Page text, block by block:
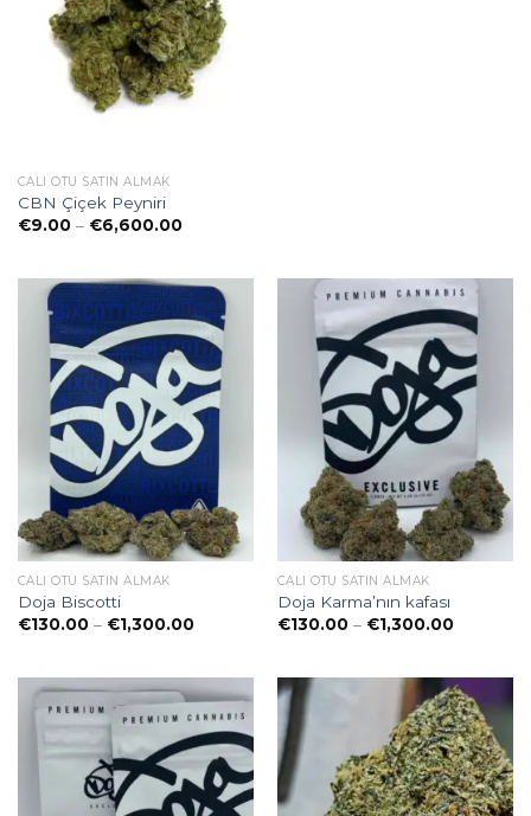
CALI OTU SATIN ALMAK
CBN Çiçek Peyniri
€9.00 – €6,600.00Preisspanne:
CALI OTU SATIN ALMAK
Doja Biscotti
€130.00 – €1,300.00Preisspanne:
CALI OTU SATIN ALMAK
Doja Karma’nın kafası
€130.00 – €1,300.00